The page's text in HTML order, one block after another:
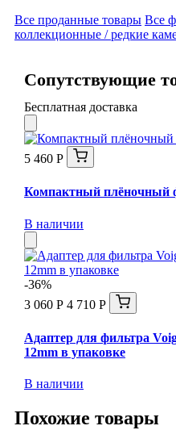
Все проданные товары Все
коллекционные / редкие
Сопутствующие
Бесплатная доставка
5 460 Р
Компактный плёночный
В наличии
-36%
3 060 Р 4 710 Р
Адаптер для фильтра
12mm в упаковке
В наличии
Похожие товары